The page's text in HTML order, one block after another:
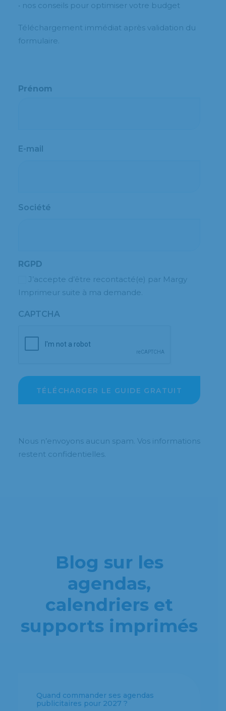
• nos conseils pour optimiser votre budget
Téléchargement immédiat après validation du
formulaire.
Prénom
E-mail
Société
RGPD
J’accepte d’être recontacté(e) par Margy
Imprimeur suite à ma demande.
CAPTCHA
Nous n’envoyons aucun spam. Vos informations
restent confidentielles.
Blog sur les
agendas,
calendriers et
supports imprimés
Quel format d’agenda personnalisé
choisir pour votre entreprise ?